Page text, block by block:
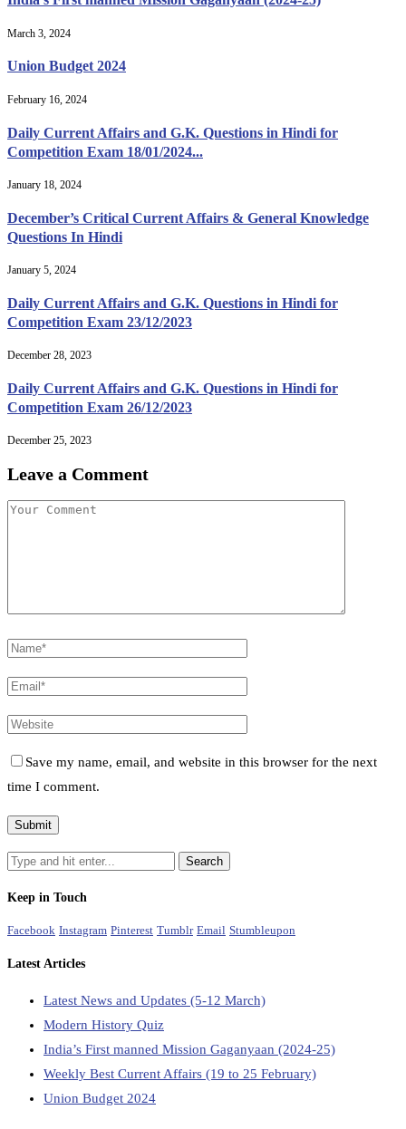
March 3, 2024
Union Budget 2024
February 16, 2024
Daily Current Affairs and G.K. Questions in Hindi for
Competition Exam 18/01/2024...
January 18, 2024
December’s Critical Current Affairs & General Knowledge
Questions In Hindi
January 5, 2024
Daily Current Affairs and G.K. Questions in Hindi for
Competition Exam 23/12/2023
December 28, 2023
Daily Current Affairs and G.K. Questions in Hindi for
Competition Exam 26/12/2023
December 25, 2023
Leave a Comment
Save my name, email, and website in this browser for the next
time I comment.
Keep in Touch
Facebook Instagram Pinterest Tumblr Email Stumbleupon
Latest Articles
Latest News and Updates (5-12 March)
Modern History Quiz
India’s First manned Mission Gaganyaan (2024-25)
Weekly Best Current Affairs (19 to 25 February)
Union Budget 2024